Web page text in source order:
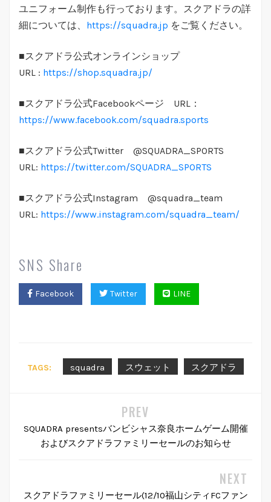
ユニフォーム制作も行っております。スクアドラの詳
細については、 https://squadra.jp をご覧ください。
■スクアドラ公式オンラインショップ
URL : https://shop.squadra.jp/
■スクアドラ公式Facebookページ URL：
https://www.facebook.com/squadra.sports
■スクアドラ公式Twitter @SQUADRA_SPORTS
URL: https://twitter.com/SQUADRA_SPORTS
■スクアドラ公式Instagram @squadra_team
URL: https://www.instagram.com/squadra_team/
SNS Share
Facebook Twitter LINE
TAGS: squadra スウェット スクアドラ
SQUADRA presentsバンビシャス奈良ホームゲーム開催
およびスクアドラファミリーセールのお知らせ
スクアドラファミリーセール(12/10福山シティFCファン